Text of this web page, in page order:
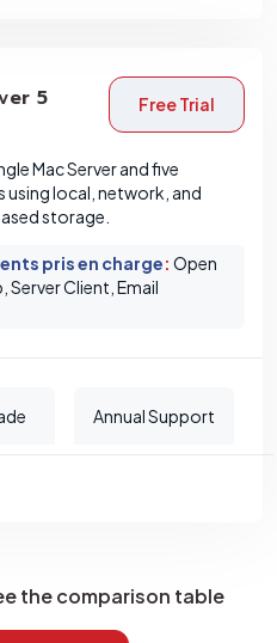
5 Free Trial
Mac Server and five
local, network, and
storage.
pris en charge: Open
Server Client, Email
Annual Support
the comparison table